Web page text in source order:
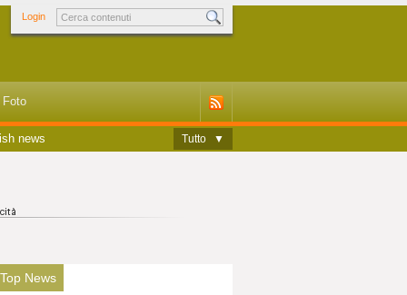
Login
Foto
news Tutto ▼
News